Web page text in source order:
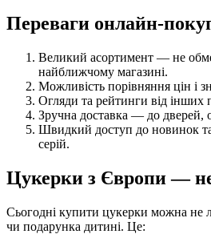
Переваги онлайн-
Великий асортимент — не
найближчому магазині.
Можливість порівняння цін і
Огляди та рейтинги від інших
Зручна доставка — до дверей,
Швидкий доступ до новинок
серій.
Цукерки з Європи —
Сьогодні купити цукерки можна не
чи подарунка дитині. Це: